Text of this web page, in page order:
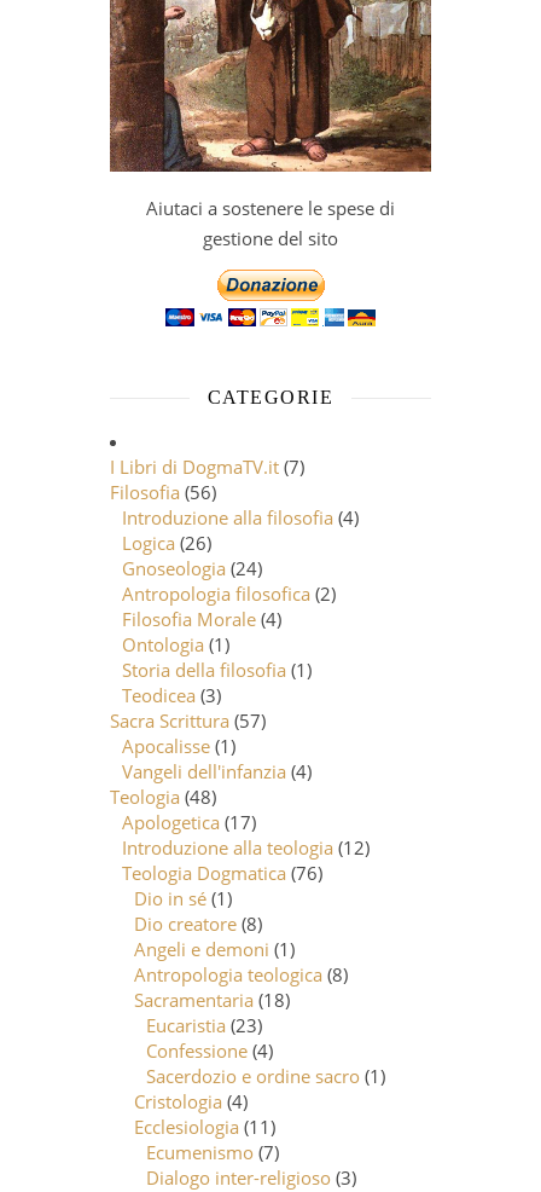
Aiutaci a sostenere le spese di
gestione del sito
CATEGORIE
I Libri di DogmaTV.it (7)
Filosofia (56)
Introduzione alla filosofia (4)
Logica (26)
Gnoseologia (24)
Antropologia filosofica (2)
Filosofia Morale (4)
Ontologia (1)
Storia della filosofia (1)
Teodicea (3)
Sacra Scrittura (57)
Apocalisse (1)
Vangeli dell'infanzia (4)
Teologia (48)
Apologetica (17)
Introduzione alla teologia (12)
Teologia Dogmatica (76)
Dio in sé (1)
Dio creatore (8)
Angeli e demoni (1)
Antropologia teologica (8)
Sacramentaria (18)
Eucaristia (23)
Confessione (4)
Sacerdozio e ordine sacro (1)
Cristologia (4)
Ecclesiologia (11)
Ecumenismo (7)
Dialogo inter-religioso (3)